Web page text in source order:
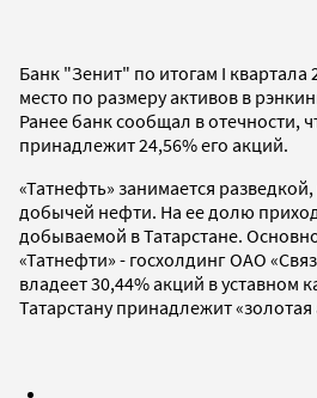
Банк "Зенит" по итогам I квартала
место по размеру активов в
Ранее банк сообщал в отечности,
принадлежит 24,56% его акций.
«Татнефть» занимается
добычей нефти. На ее долю
добываемой в Татарстане.
«Татнефти» - госхолдинг ОАО
владеет 30,44% акций в уставном
Татарстану принадлежит